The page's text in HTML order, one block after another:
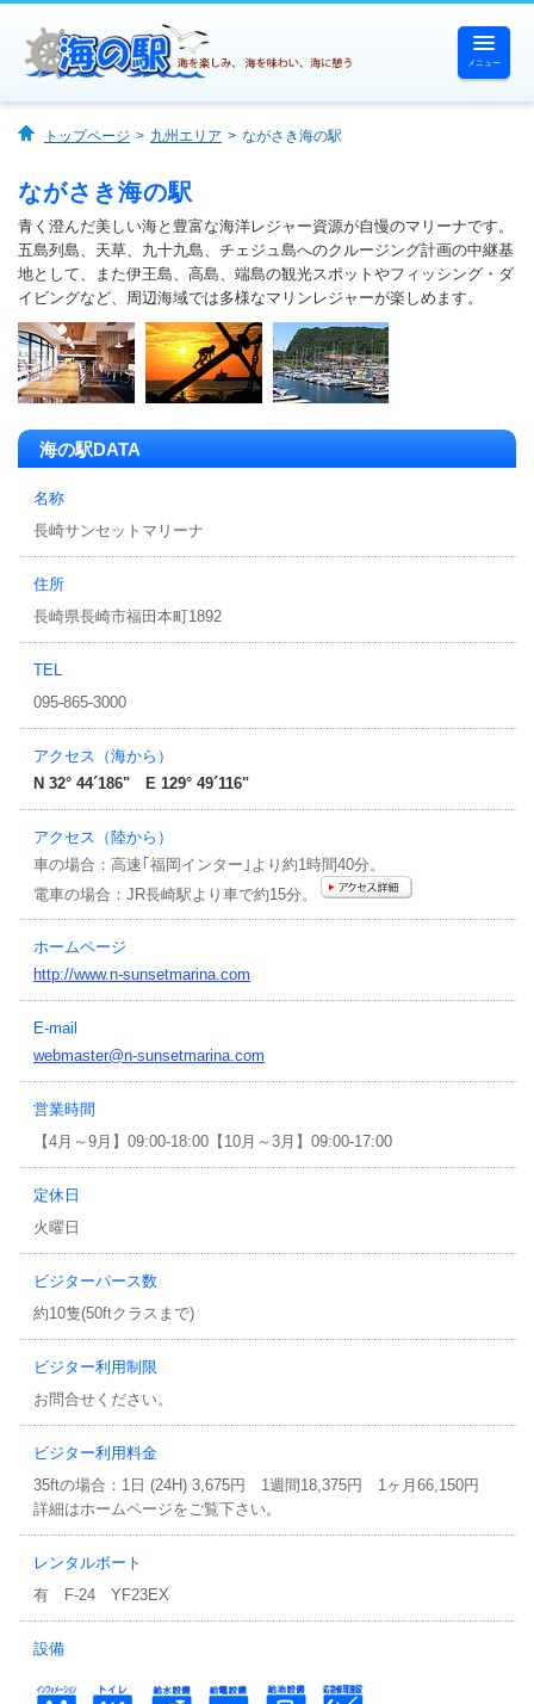
メニュー
海の駅一覧
海で遊ぶ
海を体験する
海を味わう
海に憩う
事務局だより
トップページ 九州エリア ながさき海の駅
ながさき海の駅
青く澄んだ美しい海と豊富な海洋レジャー資源が自慢のマリーナです。
五島列島、天草、九十九島、チェジュ島へのクルージング計画の中継基
地として、また伊王島、高島、端島の観光スポットやフィッシング・ダ
イビングなど、周辺海域では多様なマリンレジャーが楽しめます。
海の駅DATA
名称
長崎サンセットマリーナ
住所
長崎県長崎市福田本町1892
TEL
095-865-3000
アクセス（海から）
N 32° 44´186" E 129° 49´116"
アクセス（陸から）
車の場合：高速｢福岡インター｣より約1時間40分。
電車の場合：JR長崎駅より車で約15分。
ホームページ
http://www.n-sunsetmarina.com
E-mail
webmaster@n-sunsetmarina.com
営業時間
【4月～9月】09:00-18:00【10月～3月】09:00-17:00
定休日
火曜日
ビジターパース数
約10隻(50ftクラスまで)
ビジター利用制限
お問合せください。
ビジター利用料金
35ftの場合：1日 (24H) 3,675円 1週間18,375円 1ヶ月66,150円
詳細はホームページをご覧下さい。
レンタルボート
有 F-24 YF23EX
設備